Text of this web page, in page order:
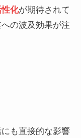
化が期待されて
の波及効果が注
も直接的な影響